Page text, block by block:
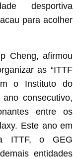
desportiva
para acolher
Cheng, afirmou
as “ITTF
o Instituto do
consecutivo,
entre os
Este ano em
ITTF, o GEG
entidades